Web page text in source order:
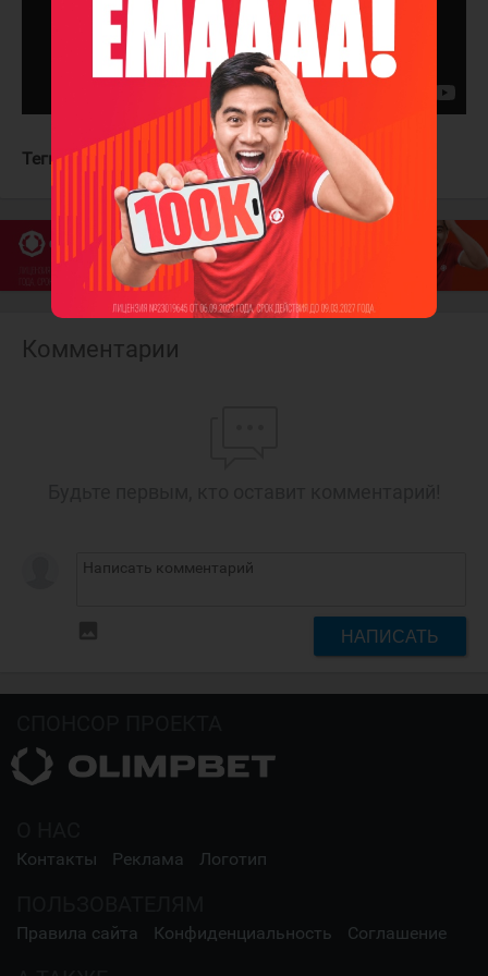
Теги: Питтсбург Пингвинз Нэшвилл Предаторз
Комментарии
НАПИСАТЬ
Контакты Реклама Логотип
Правила сайта Конфиденциальность Соглашение